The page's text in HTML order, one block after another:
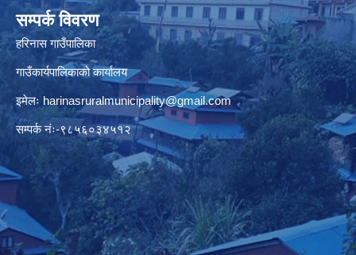
सम्पर्क विवरण
हरिनास गाउँपालिका
गाउँकार्यपालिकाको कार्यालय
इमेलः harinasruralmunicipality@gmail.com
सम्पर्क नंः-९८५६०३४५१२